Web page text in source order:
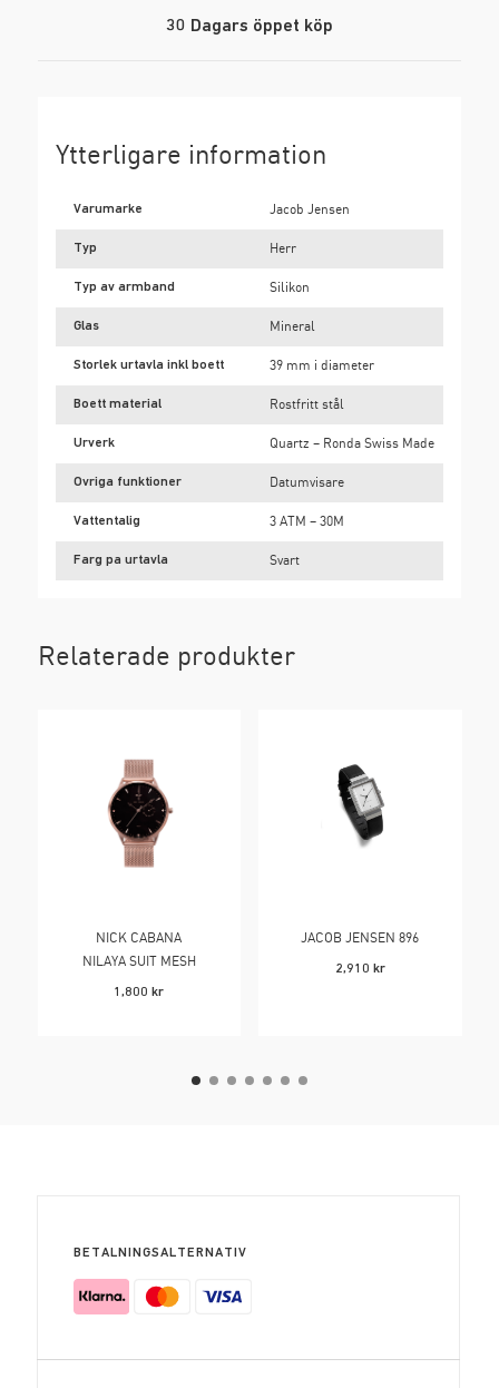
30 Dagars öppet köp
Ytterligare information
Varumarke Jacob Jensen
Typ Herr
Typ av armband Silikon
Glas Mineral
Storlek urtavla inkl boett 39 mm i diameter
Boett material Rostfritt stål
Urverk Quartz – Ronda Swiss Made
Ovriga funktioner Datumvisare
Vattentalig 3 ATM – 30M
Farg pa urtavla Svart
Relaterade produkter
NICK CABANA
NILAYA SUIT MESH
1,800 kr
JACOB JENSEN 896
2,910 kr
BETALNINGSALTERNATIV